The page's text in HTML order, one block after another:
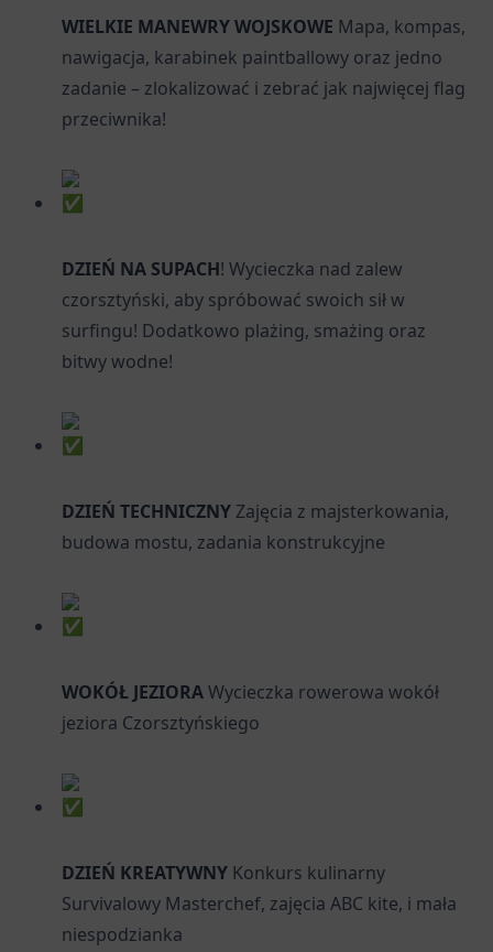
WIELKIE MANEWRY WOJSKOWE Mapa, kompas,
nawigacja, karabinek paintballowy oraz jedno
zadanie – zlokalizować i zebrać jak najwięcej flag
przeciwnika!
DZIEŃ NA SUPACH! Wycieczka nad zalew
czorsztyński, aby spróbować swoich sił w
surfingu! Dodatkowo plażing, smażing oraz
bitwy wodne!
DZIEŃ TECHNICZNY Zajęcia z majsterkowania,
budowa mostu, zadania konstrukcyjne
WOKÓŁ JEZIORAWycieczka rowerowa wokół
jeziora Czorsztyńskiego
DZIEŃ KREATYWNY Konkurs kulinarny
Survivalowy Masterchef, zajęcia ABC kite, i mała
niespodzianka